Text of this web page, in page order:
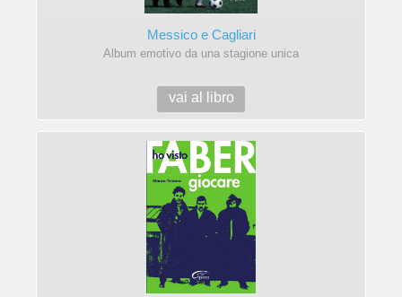
Messico e Cagliari
Album emotivo da una stagione unica
vai al libro